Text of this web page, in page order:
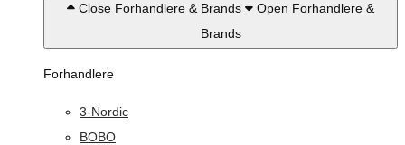
Close Forhandlere & Brands
Open Forhandlere &
Brands
Forhandlere
3-Nordic
BOBO